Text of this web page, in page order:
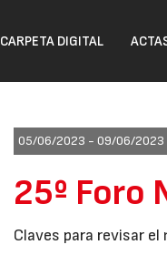
CARPETA DIGITAL
05/06/2023 - 09/06/2023
25º Foro
Claves para revisar